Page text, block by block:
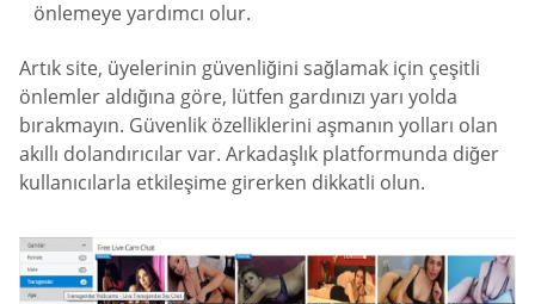
önlemeye yardımcı olur.
Artık site, üyelerinin güvenliğini sağlamak için çeşitli
önlemler aldığına göre, lütfen gardınızı yarı yolda
bırakmayın. Güvenlik özelliklerini aşmanın yolları olan
akıllı dolandırıcılar var. Arkadaşlık platformunda diğer
kullanıcılarla etkileşime girerken dikkatli olun.